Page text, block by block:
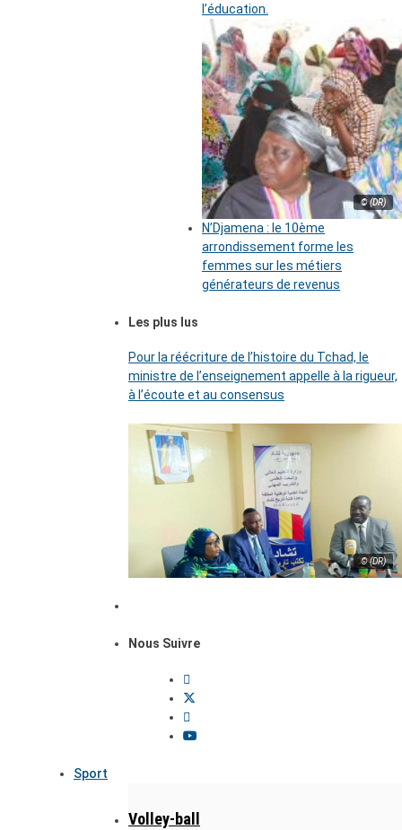
l’éducation.
© (DR)
N’Djamena : le 10ème
arrondissement forme les
femmes sur les métiers
générateurs de revenus
Les plus lus
Pour la réécriture de l’histoire du Tchad, le
ministre de l’enseignement appelle à la rigueur,
à l’écoute et au consensus
© (DR)
Nous Suivre
Sport
Volley-ball